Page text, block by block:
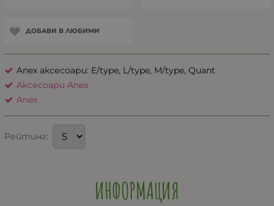
ДОБАВИ В ЛЮБИМИ
Anex аксесоари: E/type, L/type, M/type, Quant
Аксесоари Anex
Anex
Рейтинг:
ИНФОРМАЦИЯ